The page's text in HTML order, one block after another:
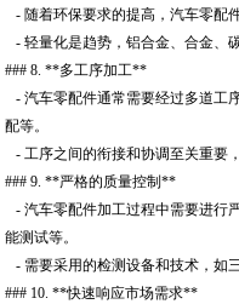
- 随着环保要求的提高，汽车零配
- 轻量化是趋势，铝合金、合金、
### 8. **多工序加工**
- 汽车零配件通常需要经过多道工
配等。
- 工序之间的衔接和协调至关重要
### 9. **严格的质量控制**
- 汽车零配件加工过程中需要进行
能测试等。
- 需要采用的检测设备和技术，如
### 10. **快速响应市场需求**